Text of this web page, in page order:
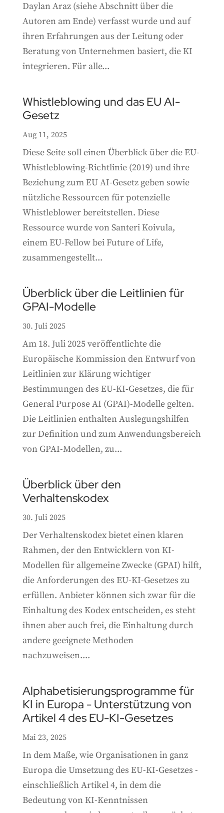
Daylan Araz (siehe Abschnitt über die
Autoren am Ende) verfasst wurde und auf
ihren Erfahrungen aus der Leitung oder
Beratung von Unternehmen basiert, die KI
integrieren. Für alle...
Whistleblowing und das EU AI-
Gesetz
Aug 11, 2025
Diese Seite soll einen Überblick über die EU-
Whistleblowing-Richtlinie (2019) und ihre
Beziehung zum EU AI-Gesetz geben sowie
nützliche Ressourcen für potenzielle
Whistleblower bereitstellen. Diese
Ressource wurde von Santeri Koivula,
einem EU-Fellow bei Future of Life,
zusammengestellt...
Überblick über die Leitlinien für
GPAI-Modelle
30. Juli 2025
Am 18. Juli 2025 veröffentlichte die
Europäische Kommission den Entwurf von
Leitlinien zur Klärung wichtiger
Bestimmungen des EU-KI-Gesetzes, die für
General Purpose AI (GPAI)-Modelle gelten.
Die Leitlinien enthalten Auslegungshilfen
zur Definition und zum Anwendungsbereich
von GPAI-Modellen, zu...
Überblick über den
Verhaltenskodex
30. Juli 2025
Der Verhaltenskodex bietet einen klaren
Rahmen, der den Entwicklern von KI-
Modellen für allgemeine Zwecke (GPAI) hilft,
die Anforderungen des EU-KI-Gesetzes zu
erfüllen. Anbieter können sich zwar für die
Einhaltung des Kodex entscheiden, es steht
ihnen aber auch frei, die Einhaltung durch
andere geeignete Methoden
nachzuweisen....
Alphabetisierungsprogramme für
KI in Europa - Unterstützung von
Artikel 4 des EU-KI-Gesetzes
Mai 23, 2025
In dem Maße, wie Organisationen in ganz
Europa die Umsetzung des EU-KI-Gesetzes -
einschließlich Artikel 4, in dem die
Bedeutung von KI-Kenntnissen